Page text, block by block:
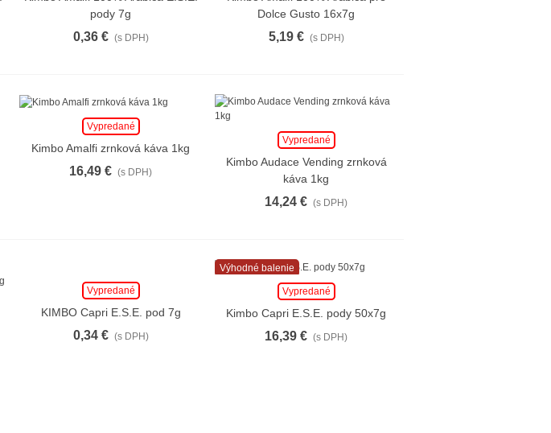
pody 7g
0,36 € (s DPH)
Dolce Gusto 16x7g
5,19 € (s DPH)
Vypredané
Kimbo Amalfi zrnková káva 1kg
16,49 € (s DPH)
Vypredané
Kimbo Audace Vending zrnková
káva 1kg
14,24 € (s DPH)
Vypredané
KIMBO Capri E.S.E. pod 7g
0,34 € (s DPH)
Výhodné balenie
Vypredané
Kimbo Capri E.S.E. pody 50x7g
16,39 € (s DPH)